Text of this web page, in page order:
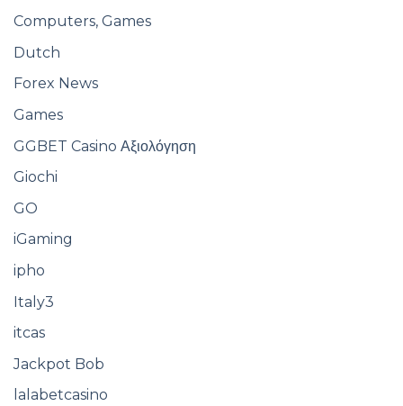
Computers, Games
Dutch
Forex News
Games
GGBET Casino Αξιολόγηση
Giochi
GO
iGaming
ipho
Italy3
itcas
Jackpot Bob
lalabetcasino